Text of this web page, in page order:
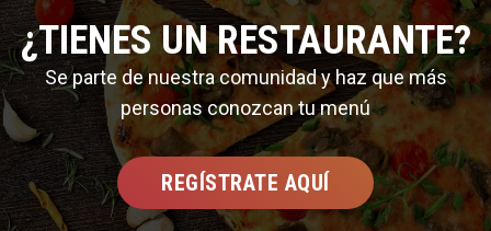
¿TIENES UN RESTAURANTE?
Se parte de nuestra comunidad y haz que más
personas conozcan tu menú
REGÍSTRATE AQUÍ